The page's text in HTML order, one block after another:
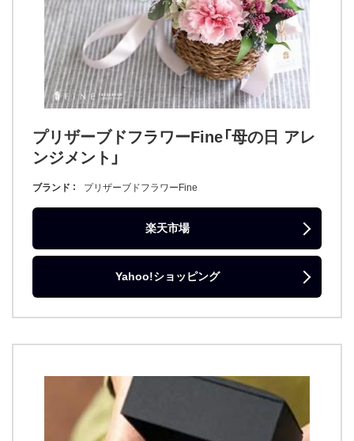
プリザーブドフラワーFine「母の日 アレ
ンジメント」
ブランド プリザーブドフラワーFine
楽天市場
Yahoo!ショッピング